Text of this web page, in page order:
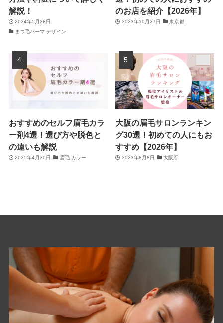
解説！
2024年5月28日
まつ毛パーマ デザイン
のお店を紹介【2026年】
2023年10月27日 東京都
おすすめのセルフ眉毛カラ
ー剤4選！選び方や脱色と
の違いも解説
2025年4月30日 眉毛 カラー
大阪の眉毛サロンランキン
グ30選！初めての人にもお
すすめ【2026年】
2023年8月8日 大阪府